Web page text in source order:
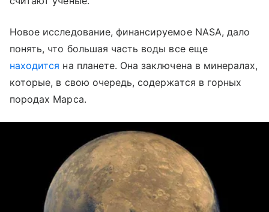
Новое исследование, финансируемое NASA, дало
понять, что большая часть воды все еще
находится на планете. Она заключена в минералах,
которые, в свою очередь, содержатся в горных
породах Марса.